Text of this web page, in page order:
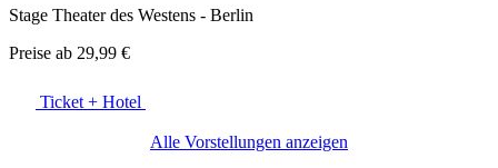
Stage Theater des Westens - Berlin
Preise ab 29,99 €
Ticket + Hotel
Alle Vorstellungen anzeigen